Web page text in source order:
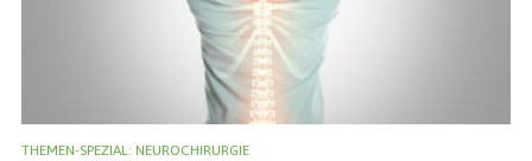
THEMEN-SPEZIAL: NEUROCHIRURGIE